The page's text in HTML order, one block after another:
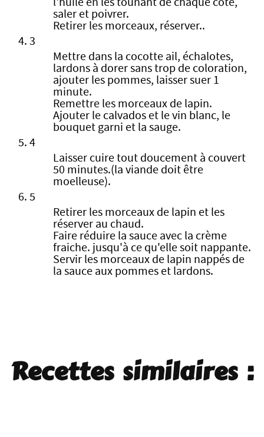
l'huile en les tounant de chaque côté,
saler et poivrer.
Retirer les morceaux, réserver..
3
Mettre dans la cocotte ail, échalotes,
lardons à dorer sans trop de coloration,
ajouter les pommes, laisser suer 1
minute.
Remettre les morceaux de lapin.
Ajouter le calvados et le vin blanc, le
bouquet garni et la sauge.
4
Laisser cuire tout doucement à couvert
50 minutes.(la viande doit être
moelleuse).
5
Retirer les morceaux de lapin et les
réserver au chaud.
Faire réduire la sauce avec la crème
fraiche. jusqu'à ce qu'elle soit nappante.
Servir les morceaux de lapin nappés de
la sauce aux pommes et lardons.
Recettes similaires :